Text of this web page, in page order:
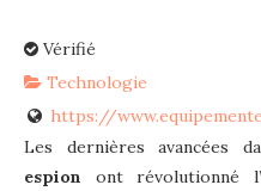
Vérifié
Technologie
https://
Les dernières avancées
espion ont révolutionné